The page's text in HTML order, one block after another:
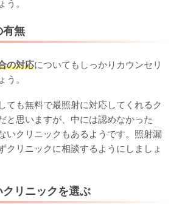
う。
有無
の対応についてもしっかりカウンセリ
う。
ても無料で最照射に対応してくれるク
と思いますが、中には認めなかった
いクリニックもあるようです。照射漏
クリニックに相談するようにしましょ
リニックを選ぶ